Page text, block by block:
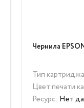
Чернила
Тип
Цвет печати
Ресурс: Нет